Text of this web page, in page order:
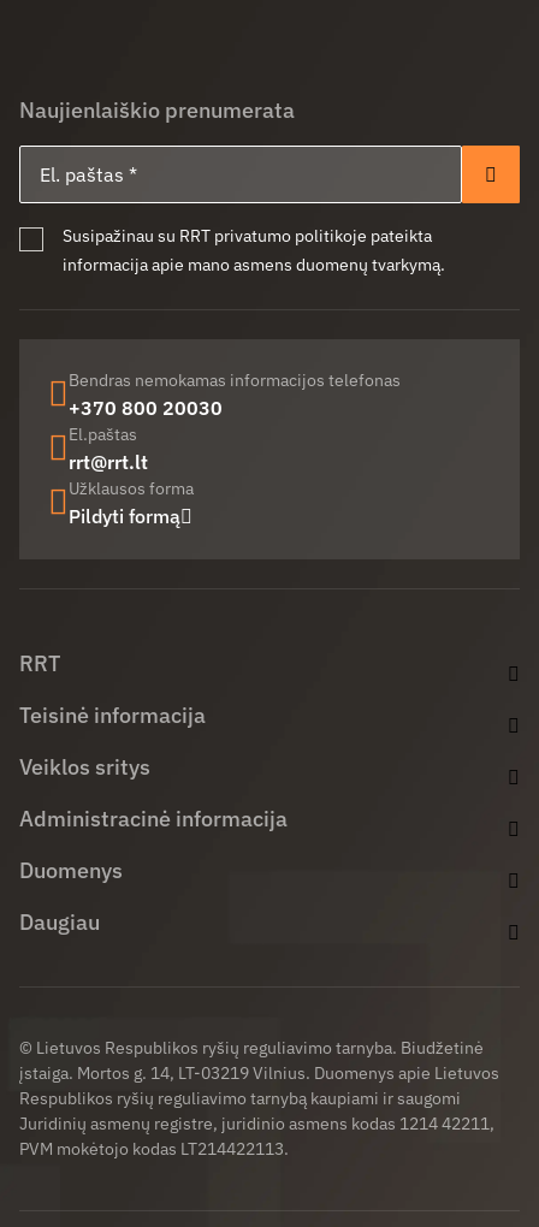
Naujienlaiškio prenumerata
Susipažinau su RRT privatumo politikoje pateikta
informacija apie mano asmens duomenų tvarkymą.
Bendras nemokamas informacijos telefonas
+370 800 20030
El.paštas
rrt@rrt.lt
Užklausos forma
Pildyti formą
RRT
Teisinė informacija
Veiklos sritys
Administracinė informacija
Duomenys
Daugiau
© Lietuvos Respublikos ryšių reguliavimo tarnyba. Biudžetinė
įstaiga. Mortos g. 14, LT-03219 Vilnius. Duomenys apie Lietuvos
Respublikos ryšių reguliavimo tarnybą kaupiami ir saugomi
Juridinių asmenų registre, juridinio asmens kodas 1214 42211,
PVM mokėtojo kodas LT214422113.